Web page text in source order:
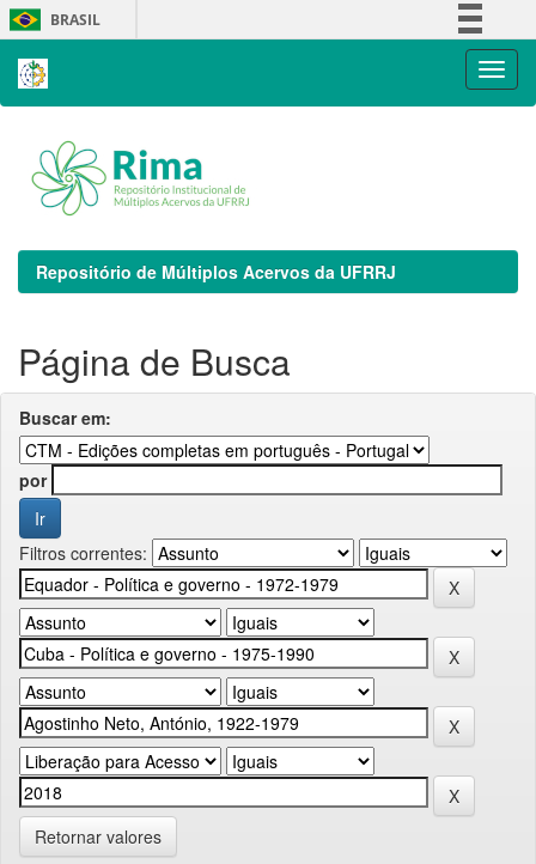
Skip
navigation
BRASIL
Repositório de Múltiplos Acervos da UFRRJ
Página de Busca
Buscar em:
por
Filtros correntes:
Retornar valores